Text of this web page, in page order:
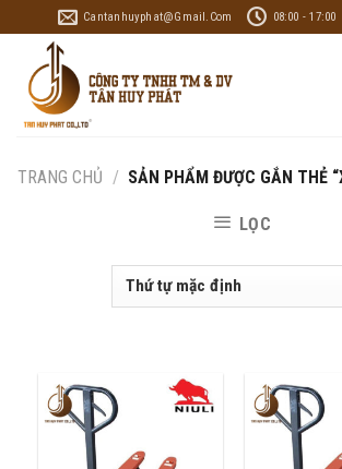
to
content
Cantanhuyphat@gmail.com 08:00 - 17:00
TRANG CHỦ / SẢN PHẨM ĐƯỢC GẮN THẺ
LỌC